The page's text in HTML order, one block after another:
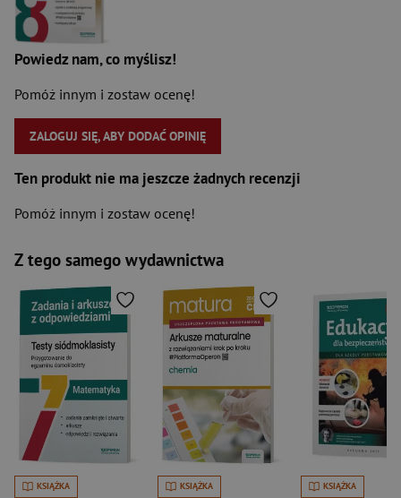
Powiedz nam, co myślisz!
Pomóż innym i zostaw ocenę!
ZALOGUJ SIĘ, ABY DODAĆ OPINIĘ
Ten produkt nie ma jeszcze żadnych recenzji
Pomóż innym i zostaw ocenę!
Z tego samego wydawnictwa
KSIĄŻKA KSIĄŻKA KSIĄŻKA